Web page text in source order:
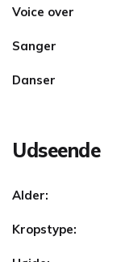
Voice over
Sanger
Danser
Udseende
Alder:
Kropstype: